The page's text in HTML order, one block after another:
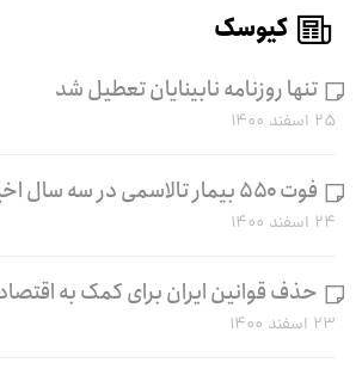
کیوسک
تنها روزنامه نابینایان تعطیل شد
۲۵ اسفند ۱۴۰۰
فوت ۵۵۰ بیمار تالاسمی در سه سال اخیر
۲۴ اسفند ۱۴۰۰
حذف قوانین ایران برای کمک به
۲۳ اسفند ۱۴۰۰